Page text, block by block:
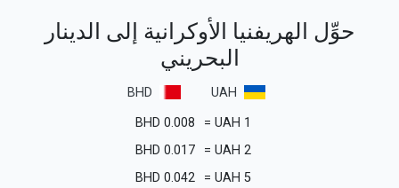
حوِّل الهريفنيا الأوكرانية إلى الدينار
البحريني
UAH
BHD
1
UAH
=
0.008
BHD
2
UAH
=
0.017
BHD
5
UAH
=
0.042
BHD